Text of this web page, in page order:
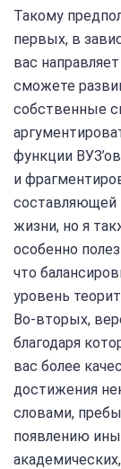
Такому
первых, в
вас
сможете
собственные
функции
и
составляющей
жизни, но я
особенно
что
уровень
Во-вторых,
благодаря
вас более
достижения
словами,
появлению